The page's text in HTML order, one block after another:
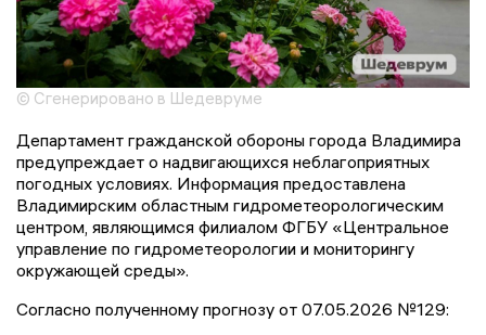
© Сгенерировано в Шедевруме
Департамент гражданской обороны города Владимира
предупреждает о надвигающихся неблагоприятных
погодных условиях. Информация предоставлена
Владимирским областным гидрометеорологическим
центром, являющимся филиалом ФГБУ «Центральное
управление по гидрометеорологии и мониторингу
окружающей среды».
Согласно полученному прогнозу от 07.05.2026 №129: